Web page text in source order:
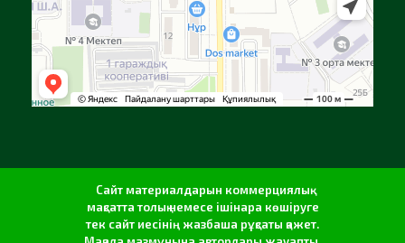
Сайт материалдарын коммерциялық
мақсатта толық немесе ішінара көшіруге
тек сайт иесінің жазбаша рұқсаты қажет.